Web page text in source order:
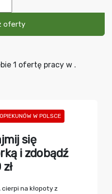
oferty
1 ofertę pracy w .
W POLSCE
się
i zdobądź
na kłopoty z